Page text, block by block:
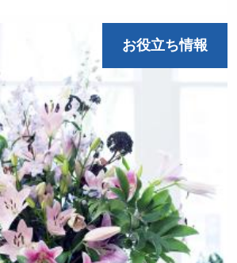
お役立ち情報